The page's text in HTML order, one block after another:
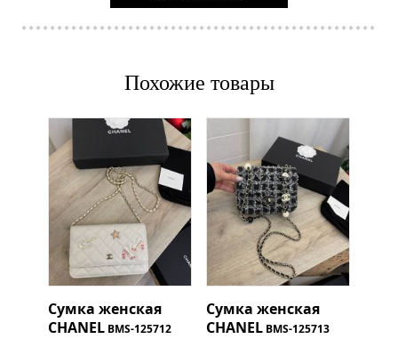
Похожие товары
Сумка женская
CHANEL BMS-125712
Сумка женская
CHANEL BMS-125713